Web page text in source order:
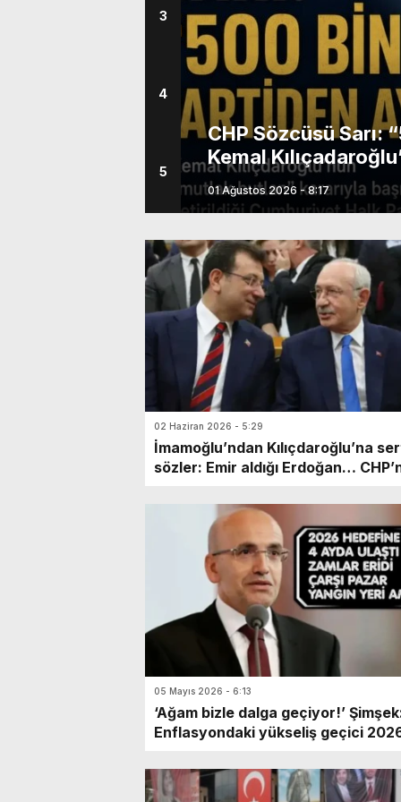
bulunduk. Ortak akıl ve iş
3
4
5
Özgür Özel’den
Hafta Netleşebilir
20 Temmuz 2026 - 18:03
02 Haziran 2026 - 5:29
İmamoğlu’ndan Kılıçdaroğlu’na
sözler: Emir aldığı Erdoğan…
İmamoğlu, parti yönetiminde
son gelişmelere ilişkin sessizliğini
bozdu. Mevcut genel merkezi
“sarayın yargı marifetiyle kurduğu
operasyon” olarak nitelendiren
İmamoğlu, yönetim anlayışını
kayyımlık” ve “dâhili bedhah”
sözleriyle açıkladı.
05 Mayıs 2026 - 6:13
‘Ağam bizle dalga geçiyor!’
Enflasyondaki yükseliş geçici 2026
hedefi, neredeyse ilk dört ayda
gerçekleşen Bakan Mehmet